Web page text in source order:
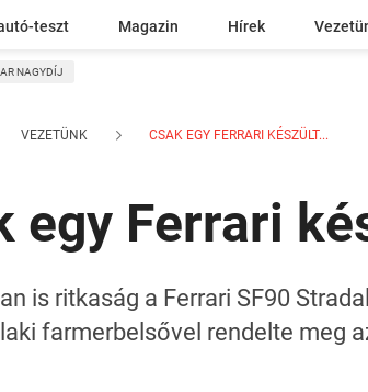
teszt Magazin Hírek
NAGYDÍJ
VEZETÜNK CSAK EGY FERRARI KÉSZÜLT...
egy Ferrari
is ritkaság a Ferrari SF90
farmerbelsővel rendelte meg